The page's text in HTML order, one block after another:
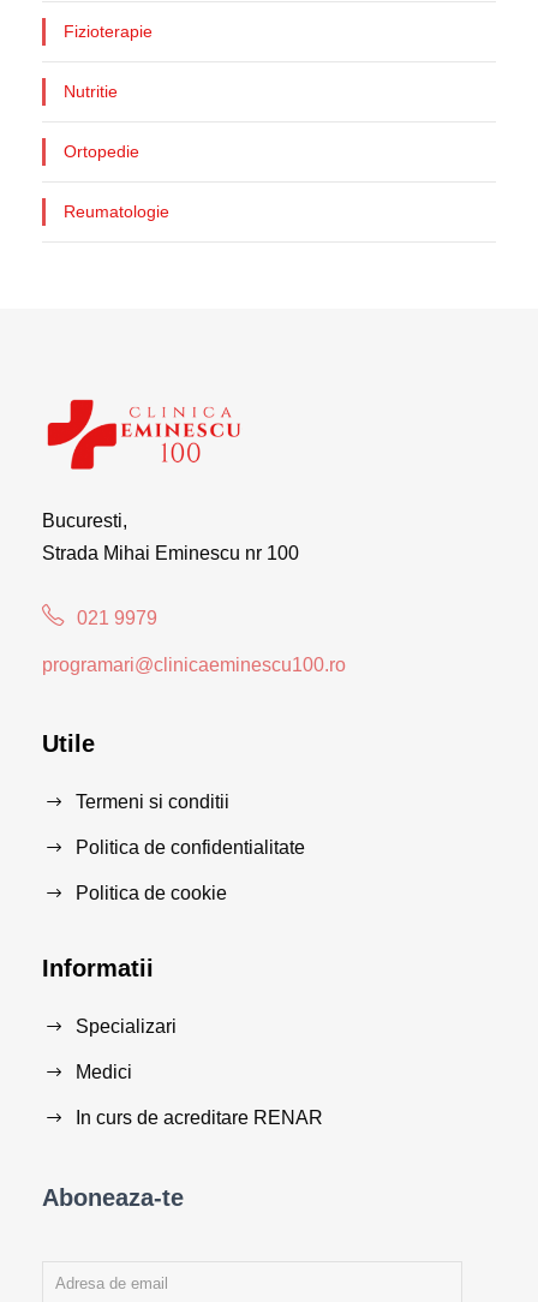
Fizioterapie
Nutritie
Ortopedie
Reumatologie
Bucuresti,
Strada Mihai Eminescu nr 100
021 9979
programari@clinicaeminescu100.ro
Utile
Termeni si conditii
Politica de confidentialitate
Politica de cookie
Informatii
Specializari
Medici
In curs de acreditare RENAR
Aboneaza-te